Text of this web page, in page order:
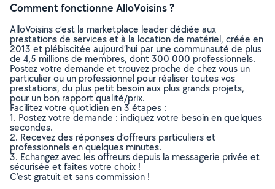
Comment fonctionne AlloVoisins ?
AlloVoisins c’est la marketplace leader dédiée aux
prestations de services et à la location de matériel, créée en
2013 et plébiscitée aujourd’hui par une communauté de plus
de 4,5 millions de membres, dont 300 000 professionnels.
Postez votre demande et trouvez proche de chez vous un
particulier ou un professionnel pour réaliser toutes vos
prestations, du plus petit besoin aux plus grands projets,
pour un bon rapport qualité/prix.
Facilitez votre quotidien en 3 étapes :
1. Postez votre demande : indiquez votre besoin en quelques
secondes.
2. Recevez des réponses d’offreurs particuliers et
professionnels en quelques minutes.
3. Echangez avec les offreurs depuis la messagerie privée et
sécurisée et faites votre choix !
C’est gratuit et sans commission !